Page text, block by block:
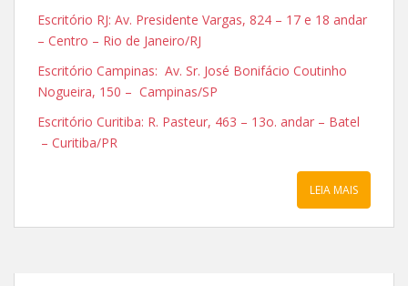
Escritório RJ: Av. Presidente Vargas, 824 – 17 e 18 andar
– Centro – Rio de Janeiro/RJ
Escritório Campinas: Av. Sr. José Bonifácio Coutinho
Nogueira, 150 – Campinas/SP
Escritório Curitiba: R. Pasteur, 463 – 13o. andar – Batel
– Curitiba/PR
LEIA MAIS